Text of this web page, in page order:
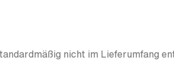
nicht im Lieferumfang